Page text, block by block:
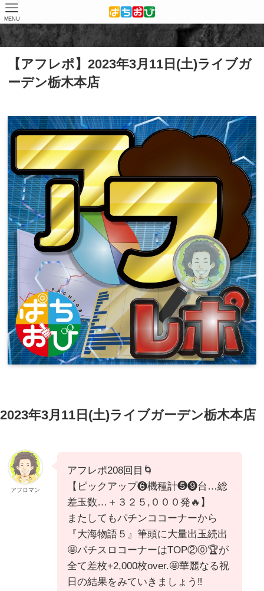
MENU
ホーム 取材結果 アフレポ
【アフレポ】2023年3月11日(土)ライブガ
ーデン栃木本店
2023年3月11日(土)ライブガーデン栃木本店
アフロマン
アフレポ208回目🌀
【ピックアップ❻機種計❺❾台…総
差玉数…＋３２５,０００発🔥】
またしてもパチンココーナーから
『大海物語５』筆頭に大量出玉続出
🤩パチスロコーナーはTOP②⓪🏆が
全て差枚+2,000枚over.🤩華麗なる祝
日の結果をみていきましょう‼️